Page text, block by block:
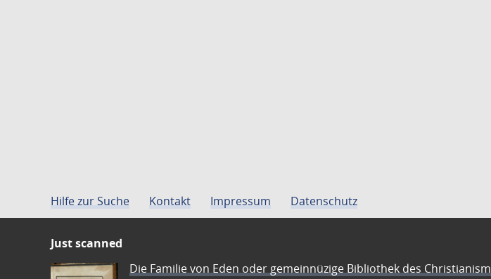
Hilfe zur Suche Kontakt Impressum Datenschutz
Just scanned
Die Familie von Eden oder gemeinnüzige Bibliothek des Christianism